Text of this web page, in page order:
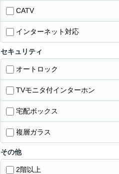
CATV
インターネット対応
セキュリティ
オートロック
TVモニタ付インターホン
宅配ボックス
複層ガラス
その他
2階以上